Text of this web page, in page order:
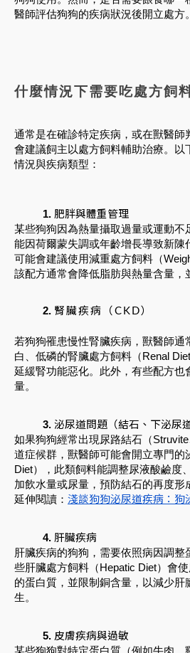
醫師評估狗狗的疾病狀況後開立處方。
什麼情況下需要吃處方飼
通常是在確診特定疾病，或在獸醫師
會建議飼主以處方飼料輔助治療。以
情況與疾病類型：
肥胖與體重管理
某些狗狗因為熱量攝取過量或運動不
能因荷爾蒙失調或年齡增長導致新陳
可能會建議使用減重處方飼料（
該配方通常會降低脂肪與熱量含量，
腎臟疾病（CKD）
若狗狗罹患慢性腎臟疾病，獸醫師通
白、低磷的腎臟處方飼料（Renal
延緩腎功能惡化。此外，有些配方也
量。
泌尿道問題（結石、下泌尿
如果狗狗經常出現尿路結石（
道症候群，獸醫師可能會開立專門的
Diet），此類飼料能調整尿液酸鹼度
加飲水量或尿量，預防結石的再度形
延伸閱讀： 淺談狗狗泌尿道疾病：狗
肝臟疾病
肝臟疾病的狗狗，需要依照病因調整
些肝臟處方飼料（Hepatic Diet）會
的蛋白質，並限制銅含量，以減少肝
生。
皮膚疾病與過敏